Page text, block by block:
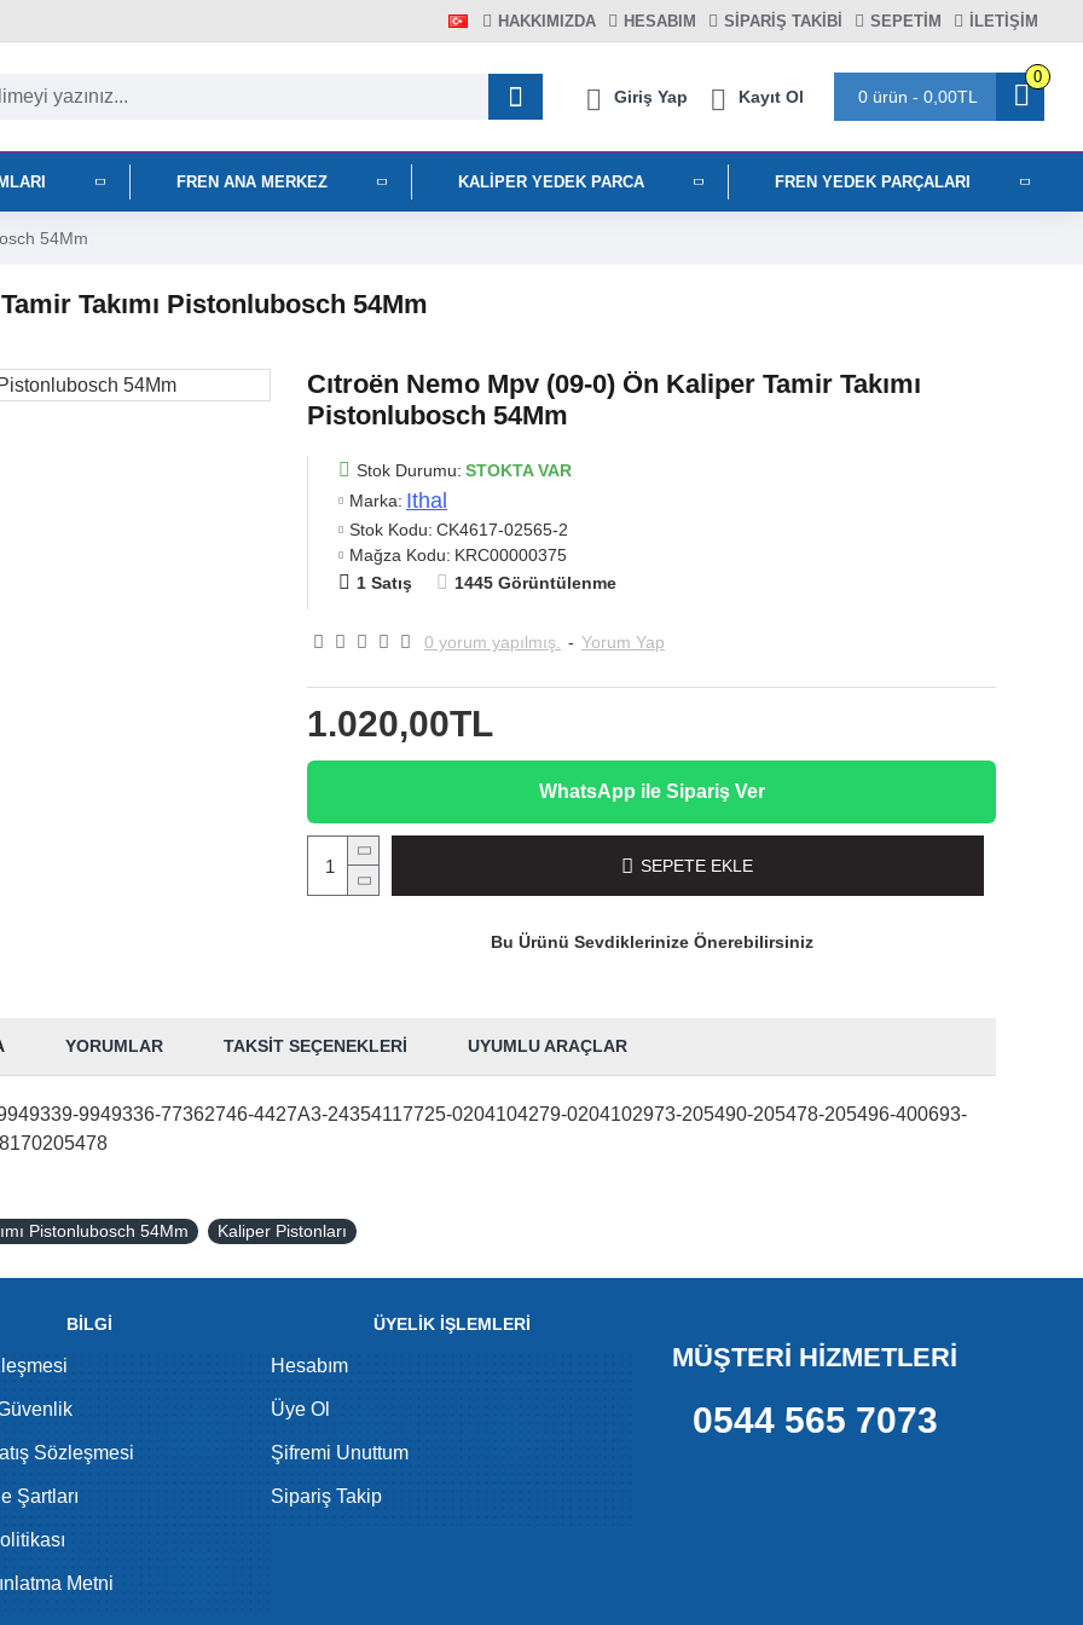
HAKKIMIZDA HESABIM SIPARIŞ TAKIBI SEPETIM İLETİŞİM
Giriş Yap Kayıt Ol 0 ürün - 0,00TL
0
FREN ANA MERKEZ KALIPER YEDEK PARCA FREN YEDEK PARÇALARI
54Mm
Takımı Pistonlubosch 54Mm
Cıtroën Nemo Mpv (09-0) Ön Kaliper Tamir Takımı
Pistonlubosch 54Mm
Stok Durumu: STOKTA VAR
Marka: Ithal
Stok Kodu: CK4617-02565-2
Mağza Kodu: KRC00000375
1 Satış
1445 Görüntülenme
0 yorum yapılmış. - Yorum Yap
1.020,00TL
WhatsApp ile Sipariş Ver
SEPETE EKLE
Bu Ürünü Sevdiklerinize Önerebilirsiniz
YORUMLAR TAKSIT SEÇENEKLERI UYUMLU ARAÇLAR
9949336-77362746-4427A3-24354117725-0204104279-0204102973-205490-205478-205496-400693-
Pistonlubosch 54Mm Kaliper Pistonları
BİLGİ
Sözleşmesi
Şartları
Metni
ÜYELİK İŞLEMLERİ
Hesabım
Üye Ol
Şifremi Unuttum
Sipariş Takip
MÜŞTERİ HİZMETLERİ
0544 565 7073